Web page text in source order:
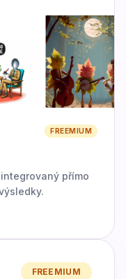
FREEMIUM
přímo
FREEMIUM